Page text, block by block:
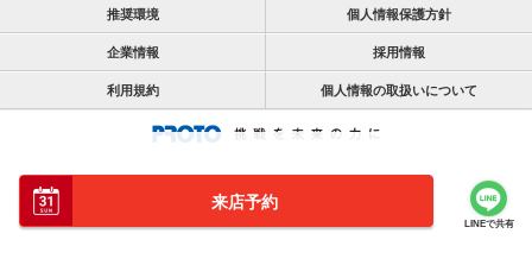
来店予約
LINEで共有
推奨環境 個人情報保護方針
企業情報 採用情報
利用規約 個人情報の取扱いについて